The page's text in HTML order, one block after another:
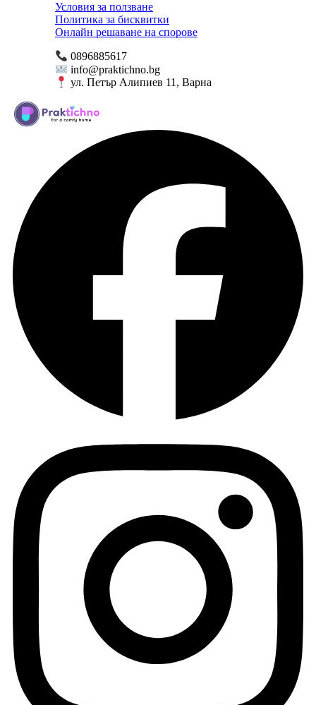
Условия за ползване
Политика за бисквитки
Онлайн решаване на спорове
0896885617
info@praktichno.bg
ул. Петър Алипиев 11, Варна